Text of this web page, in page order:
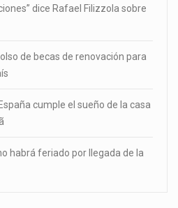
dice Rafael Filizzola sobre
de becas de renovación para
cumple el sueño de la casa
habrá feriado por llegada de la